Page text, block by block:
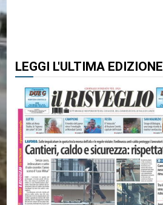
LEGGI L'ULTIMA EDIZIONE